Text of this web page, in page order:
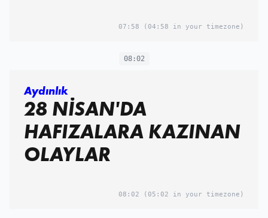
07:58 (04:58 in your timezone)
08:02
Aydınlık
28 NİSAN'DA
HAFIZALARA KAZINAN
OLAYLAR
08:02 (05:02 in your timezone)